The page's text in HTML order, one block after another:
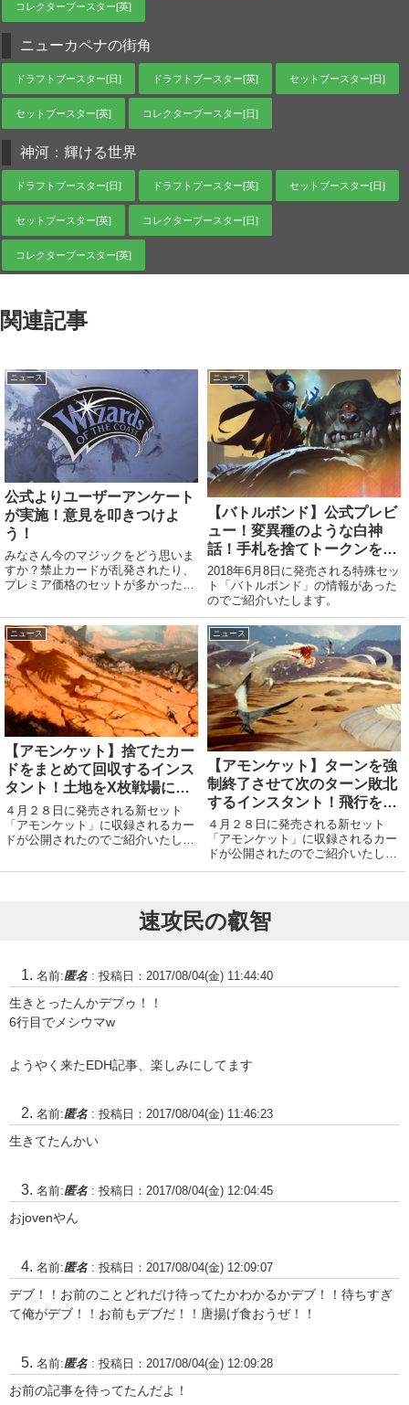
コレクターブースター[英]
ニューカペナの街角
ドラフトブースター[日] ドラフトブースター[英] セットブースター[日]
セットブースター[英] コレクターブースター[日]
神河：輝ける世界
ドラフトブースター[日] ドラフトブースター[英] セットブースター[日]
セットブースター[英] コレクターブースター[日]
コレクターブースター[英]
関連記事
ニュース
公式よりユーザーアンケート
が実施！意見を叩きつけよ
う！
みなさん今のマジックをどう思いま
すか？禁止カードが乱発されたり、
プレミア価格のセットが多かったり
思います。公式よりユーザーアンケ
ートのページが公開されたので、せ
っかくなので意見を叩きつけてみま
しょう！公式該当...
ニュース
【バトルボンド】公式プレビ
ュー！変異種のような白神
話！手札を捨てトークンを生
む青神話！ほか
2018年6月8日に発売される特殊セッ
ト「バトルボンド」の情報があった
のでご紹介いたします。
ニュース
【アモンケット】捨てたカー
ドをまとめて回収するインス
タント！土地をX枚戦場に出
すソーサリー！
４月２８日に発売される新セット
「アモンケット」に収録されるカー
ドが公開されたのでご紹介いたしま
ーから基本土地カードをX枚探し、
ニュース
【アモンケット】ターンを強
制終了させて次のターン敗北
するインスタント！飛行を止
めてワームを増やすエンチャ
ント！
４月２８日に発売される新セット
「アモンケット」に収録されるカー
ドが公開されたのでご紹介いたしま
す。エンチャント飛行を持つクリー
たの終了ステップの開始時に、緑の
5/5のワーム・ク...
速攻民の叡智
名前:匿名 : 投稿日：2017/08/04(金) 11:44:40
生きとったんかデブゥ！！
6行目でメシウマw
ようやく来たEDH記事、楽しみにしてます
名前:匿名 : 投稿日：2017/08/04(金) 11:46:23
生きてたんかい
名前:匿名 : 投稿日：2017/08/04(金) 12:04:45
おjovenやん
名前:匿名 : 投稿日：2017/08/04(金) 12:09:07
デブ！！お前のことどれだけ待ってたかわかるかデブ！！待ちすぎ
て俺がデブ！！お前もデブだ！！唐揚げ食おうぜ！！
名前:匿名 : 投稿日：2017/08/04(金) 12:09:28
お前の記事を待ってたんだよ！